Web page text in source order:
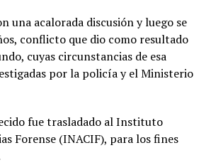
una acalorada discusión y luego se
conflicto que dio como resultado
cuyas circunstancias de esa
por la policía y el Ministerio
fue trasladado al Instituto
Forense (INACIF), para los fines